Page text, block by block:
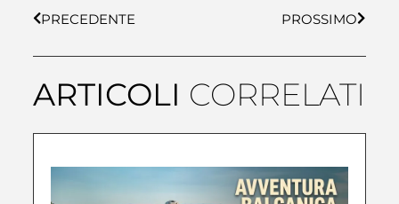
PRECEDENTE PROSSIMO
ARTICOLI CORRELATI